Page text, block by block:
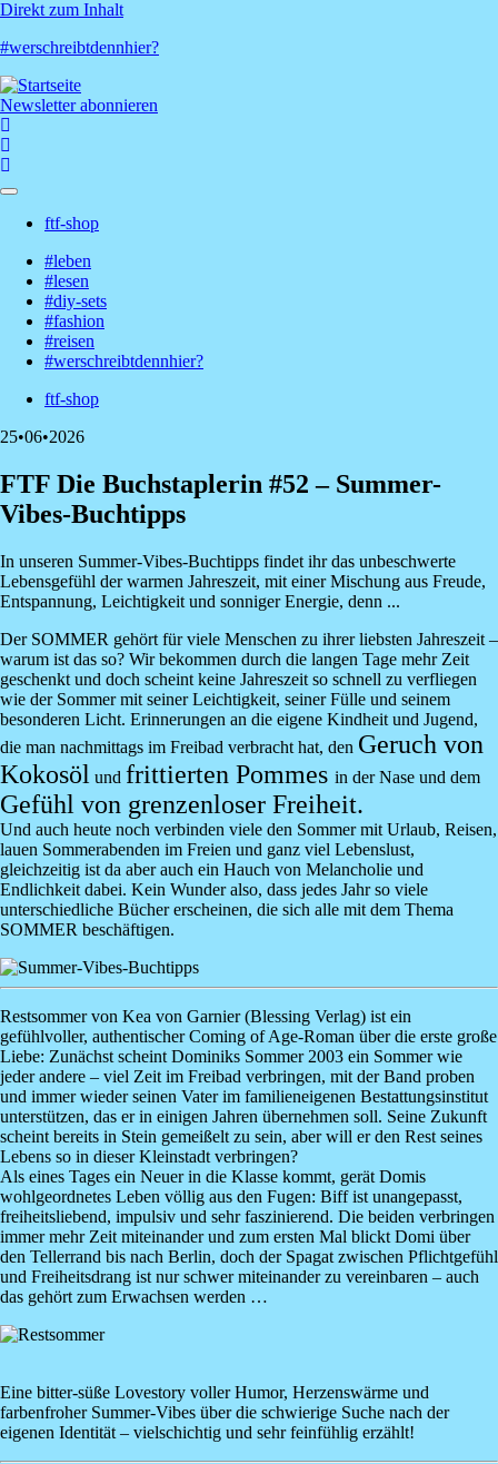
Direkt zum Inhalt
#werschreibtdennhier?
Newsletter abonnieren
Menü
ftf-shop
Hauptnavigation
#leben
#lesen
#diy-sets
#fashion
#reisen
#werschreibtdennhier?
Menü
ftf-shop
25•06•2026
FTF Die Buchstaplerin #52 – Summer-
Vibes-Buchtipps
In unseren Summer-Vibes-Buchtipps findet ihr das unbeschwerte
Lebensgefühl der warmen Jahreszeit, mit einer Mischung aus Freude,
Entspannung, Leichtigkeit und sonniger Energie, denn ...
Der SOMMER gehört für viele Menschen zu ihrer liebsten Jahreszeit –
warum ist das so? Wir bekommen durch die langen Tage mehr Zeit
geschenkt und doch scheint keine Jahreszeit so schnell zu verfliegen
wie der Sommer mit seiner Leichtigkeit, seiner Fülle und seinem
besonderen Licht. Erinnerungen an die eigene Kindheit und Jugend,
die man nachmittags im Freibad verbracht hat, den Geruch von
Kokosöl und frittierten Pommes in der Nase und dem
Gefühl von grenzenloser Freiheit.
Und auch heute noch verbinden viele den Sommer mit Urlaub, Reisen,
lauen Sommerabenden im Freien und ganz viel Lebenslust,
gleichzeitig ist da aber auch ein Hauch von Melancholie und
Endlichkeit dabei. Kein Wunder also, dass jedes Jahr so viele
unterschiedliche Bücher erscheinen, die sich alle mit dem Thema
SOMMER beschäftigen.
Image
Restsommervon Kea von Garnier(Blessing Verlag) ist ein
gefühlvoller, authentischer Coming of Age-Roman über die erste große
Liebe: Zunächst scheint Dominiks Sommer 2003 ein Sommer wie
jeder andere – viel Zeit im Freibad verbringen, mit der Band proben
und immer wieder seinen Vater im familieneigenen Bestattungsinstitut
unterstützen, das er in einigen Jahren übernehmen soll. Seine Zukunft
scheint bereits in Stein gemeißelt zu sein, aber will er den Rest seines
Lebens so in dieser Kleinstadt verbringen?
Als eines Tages ein Neuer in die Klasse kommt, gerät Domis
wohlgeordnetes Leben völlig aus den Fugen: Biff ist unangepasst,
freiheitsliebend, impulsiv und sehr faszinierend. Die beiden verbringen
immer mehr Zeit miteinander und zum ersten Mal blickt Domi über
den Tellerrand bis nach Berlin, doch der Spagat zwischen Pflichtgefühl
und Freiheitsdrang ist nur schwer miteinander zu vereinbaren – auch
das gehört zum Erwachsen werden …
Image
Eine bitter-süße Lovestory voller Humor, Herzenswärme und
farbenfroher Summer-Vibes über die schwierige Suche nach der
eigenen Identität – vielschichtig und sehr feinfühlig erzählt!